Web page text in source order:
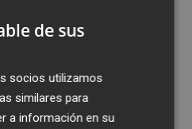
en Foios, en imágenes
de sus
socios utilizamos
similares para
a información en su